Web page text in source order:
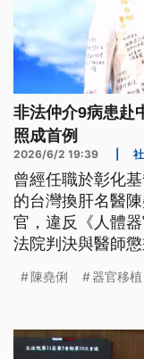
非法仲介9病患赴
照成首例
2026/6/2 19:39
曾經任職於彰化
的台灣換肝名醫
官，違反《人體
法院判決與醫師
師。
陳堯俐 器官移植